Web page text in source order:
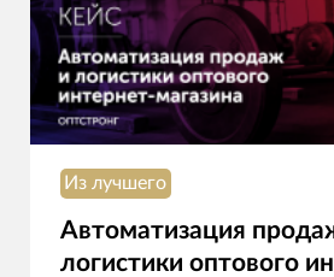
Из лучшего
Автоматизация
логистики оптового